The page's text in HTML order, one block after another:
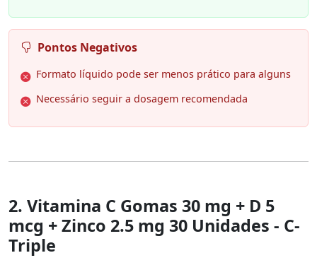
Pontos Negativos
Formato líquido pode ser menos prático para alguns
Necessário seguir a dosagem recomendada
2. Vitamina C Gomas 30 mg + D 5
mcg + Zinco 2.5 mg 30 Unidades - C-
Triple